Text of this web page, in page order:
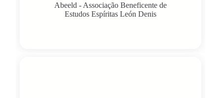
Abeeld - Associação Beneficente de
Estudos Espíritas León Denis